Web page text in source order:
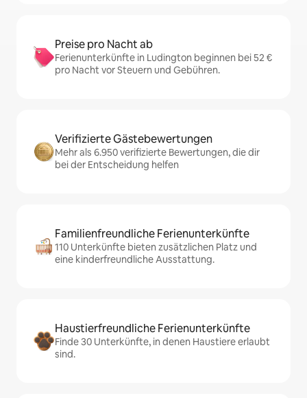
Preise pro Nacht ab
Ferienunterkünfte in Ludington beginnen bei 52 €
pro Nacht vor Steuern und Gebühren.
Verifizierte Gästebewertungen
Mehr als 6.950 verifizierte Bewertungen, die dir
bei der Entscheidung helfen
Familienfreundliche Ferienunterkünfte
110 Unterkünfte bieten zusätzlichen Platz und
eine kinderfreundliche Ausstattung.
Haustierfreundliche Ferienunterkünfte
Finde 30 Unterkünfte, in denen Haustiere erlaubt
sind.